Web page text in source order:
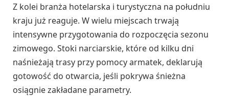
Z kolei branża hotelarska i turystyczna na południu
kraju już reaguje. W wielu miejscach trwają
intensywne przygotowania do rozpoczęcia sezonu
zimowego. Stoki narciarskie, które od kilku dni
naśnieżają trasy przy pomocy armatek, deklarują
gotowość do otwarcia, jeśli pokrywa śnieżna
osiągnie zakładane parametry.